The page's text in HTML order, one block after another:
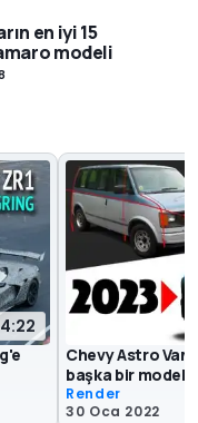
en iyi 15
modeli
Chevy Astro
başka bir
Render
30 Oca 2022